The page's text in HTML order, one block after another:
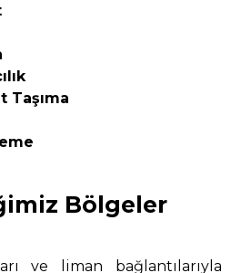
Taşıma
Bölgeler
ve liman bağlantılarıyla